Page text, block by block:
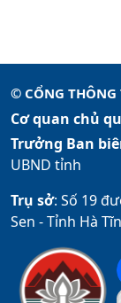
© CỔNG
Cơ quan chủ
Trưởng Ban
UBND tỉnh
Trụ sở: Số 19
Sen - Tỉnh Hà